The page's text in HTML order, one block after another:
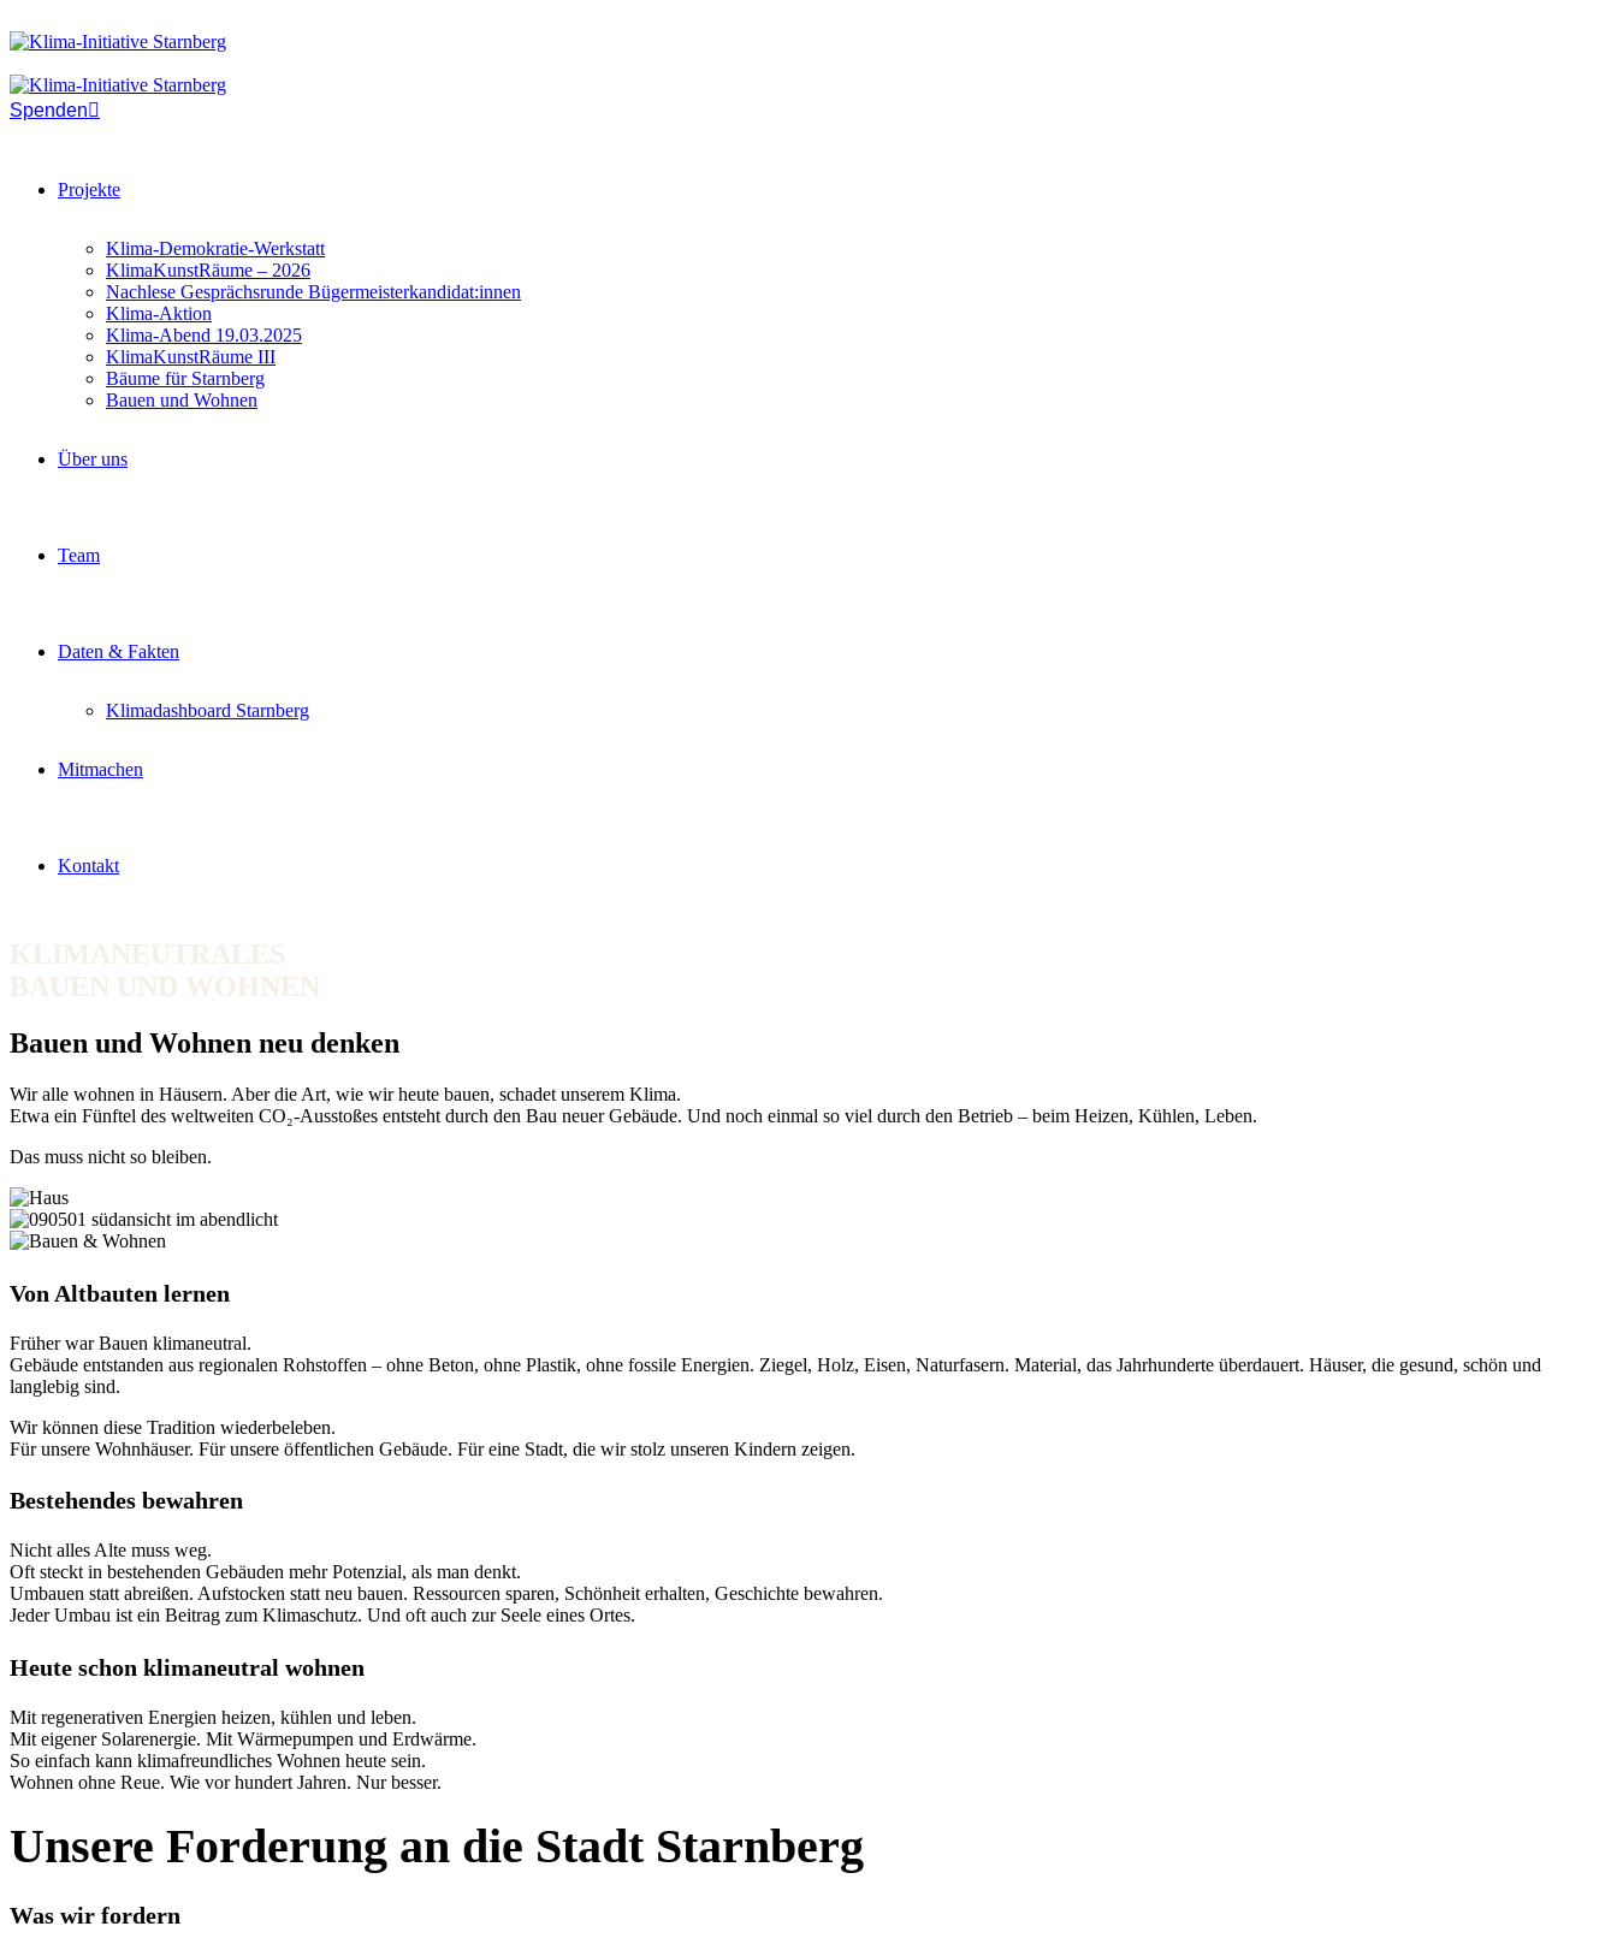
Spenden
Projekte
Klima-Demokratie-Werkstatt
KlimaKunstRäume – 2026
Nachlese Gesprächsrunde Bügermeisterkandidat:innen
Klima-Aktion
Klima-Abend 19.03.2025
KlimaKunstRäume III
Bäume für Starnberg
Bauen und Wohnen
Über uns
Team
Daten & Fakten
Klimadashboard Starnberg
Mitmachen
Kontakt
Bauen und Wohnen neu denken
Wir alle wohnen in Häusern. Aber die Art, wie wir heute bauen, schadet unserem Klima.
Etwa ein Fünftel des weltweiten CO₂-Ausstoßes entsteht durch den Bau neuer Gebäude. Und noch einmal so viel durch den Betrieb – beim Heizen, Kühlen, Leben.
Das muss nicht so bleiben.
Von Altbauten lernen
Früher war Bauen klimaneutral.
Gebäude entstanden aus regionalen Rohstoffen – ohne Beton, ohne Plastik, ohne fossile Energien. Ziegel, Holz, Eisen, Naturfasern. Material, das Jahrhunderte überdauert. Häuser, die gesund, schön und
langlebig sind.
Wir können diese Tradition wiederbeleben.
Für unsere Wohnhäuser. Für unsere öffentlichen Gebäude. Für eine Stadt, die wir stolz unseren Kindern zeigen.
Bestehendes bewahren
Nicht alles Alte muss weg.
Oft steckt in bestehenden Gebäuden mehr Potenzial, als man denkt.
Umbauen statt abreißen. Aufstocken statt neu bauen. Ressourcen sparen, Schönheit erhalten, Geschichte bewahren.
Jeder Umbau ist ein Beitrag zum Klimaschutz. Und oft auch zur Seele eines Ortes.
Heute schon klimaneutral wohnen
Mit regenerativen Energien heizen, kühlen und leben.
Mit eigener Solarenergie. Mit Wärmepumpen und Erdwärme.
So einfach kann klimafreundliches Wohnen heute sein.
Wohnen ohne Reue. Wie vor hundert Jahren. Nur besser.
Unsere Forderung an die Stadt Starnberg
Was wir fordern